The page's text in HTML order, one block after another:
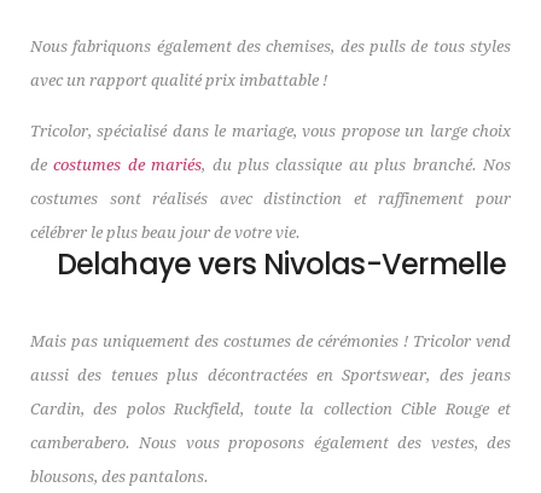
Nous fabriquons également des chemises, des pulls de tous styles
avec un rapport qualité prix imbattable !
Tricolor, spécialisé dans le mariage, vous propose un large choix
decostumes de mariés, du plus classique au plus branché. Nos
costumes sont réalisés avec distinction et raffinement pour
célébrer le plus beau jour de votre vie.
Delahaye vers Nivolas-Vermelle
Mais pas uniquement des costumes de cérémonies ! Tricolor vend
aussi des tenues plus décontractées en Sportswear, des jeans
Cardin, des polos Ruckfield, toute la collection Cible Rouge et
camberabero. Nous vous proposons également des vestes, des
blousons, des pantalons.